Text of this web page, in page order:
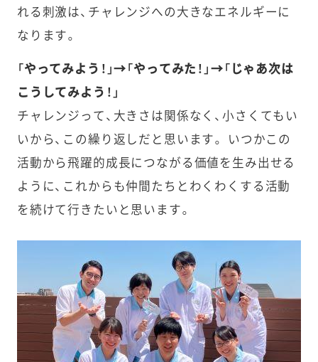
れる刺激は、チャレンジへの大きなエネルギーに
なります。
「やってみよう！」→「やってみた！」→「じゃあ次は
こうしてみよう！」
チャレンジって、大きさは関係なく、小さくてもい
いから、この繰り返しだと思います。 いつかこの
活動から飛躍的成長につながる価値を生み出せる
ように、これからも仲間たちとわくわくする活動
を続けて行きたいと思います。